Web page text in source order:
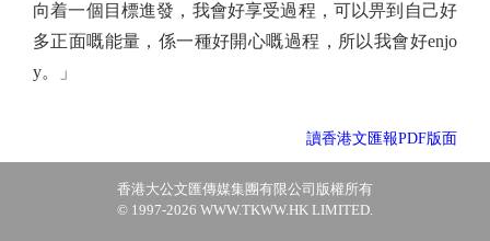
向着一個目標進發，我會好享受過程，可以畀到自己好
多正面嘅能量，係一種好開心嘅過程，所以我會好enjo
y。」
讀香港文匯報PDF版面
香港大公文匯傳媒集團有限公司版權所有
© 1997-2026 WWW.TKWW.HK LIMITED.